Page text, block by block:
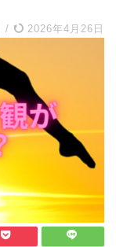
/ 2026年4月26日